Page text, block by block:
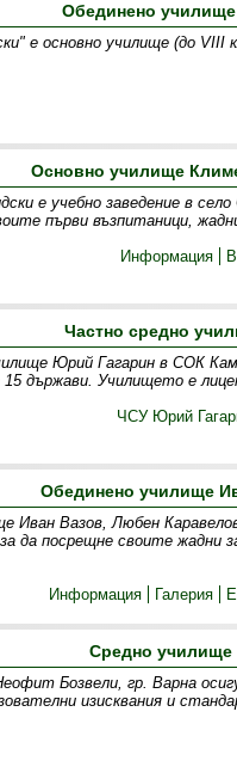
Обединено
е основно училище (до
Основно училище
е учебно заведение в
първи възпитаници,
Информация
Частно средно
Юрий Гагарин в СОК
държави. Училището е
ЧСУ Юрий
Обединено училище
Иван Вазов, Любен
да посрещне своите жадни
Информация
Галерия
Средно
Бозвели, гр. Варна
изисквания и